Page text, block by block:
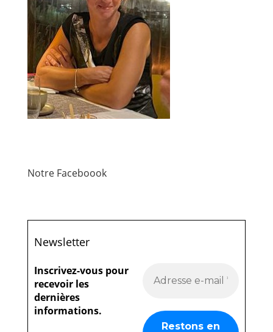
Notre Faceboook
Newsletter
Inscrivez-vous pour
recevoir les
dernières
informations.